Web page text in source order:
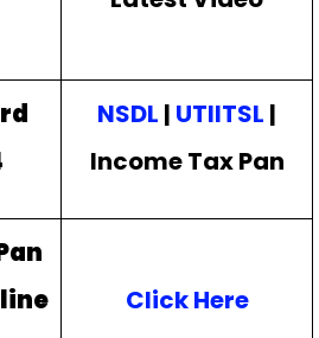
NSDL | UTIITSL |
Income Tax Pan
Click Here